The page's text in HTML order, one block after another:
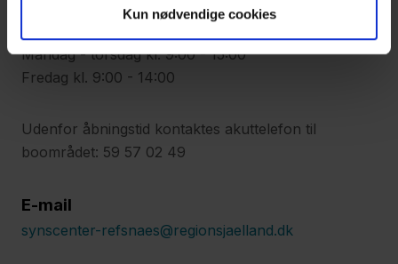
Kun nødvendige cookies
Mandag - torsdag kl. 9:00 - 15:00
Fredag kl. 9:00 - 14:00
Udenfor åbningstid kontaktes akuttelefon til
boområdet: 59 57 02 49
E-mail
synscenter-refsnaes@regionsjaelland.dk